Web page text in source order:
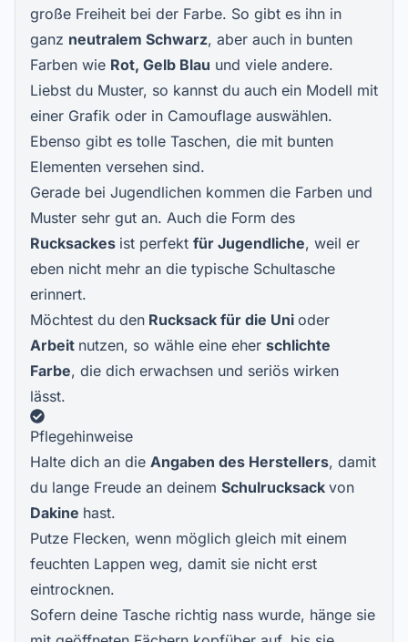
große Freiheit bei der Farbe. So gibt es ihn in
ganz neutralem Schwarz, aber auch in bunten
Farben wie Rot, Gelb Blau und viele andere.
Liebst du Muster, so kannst du auch ein Modell mit
einer Grafik oder in Camouflage auswählen.
Ebenso gibt es tolle Taschen, die mit bunten
Elementen versehen sind.
Gerade bei Jugendlichen kommen die Farben und
Muster sehr gut an. Auch die Form des
Rucksackes ist perfekt für Jugendliche, weil er
eben nicht mehr an die typische Schultasche
erinnert.
Möchtest du den Rucksack für die Uni oder
Arbeit nutzen, so wähle eine eher schlichte
Farbe, die dich erwachsen und seriös wirken
lässt.
Pflegehinweise
Halte dich an die Angaben des Herstellers, damit
du lange Freude an deinem Schulrucksack von
Dakine hast.
Putze Flecken, wenn möglich gleich mit einem
feuchten Lappen weg, damit sie nicht erst
eintrocknen.
Sofern deine Tasche richtig nass wurde, hänge sie